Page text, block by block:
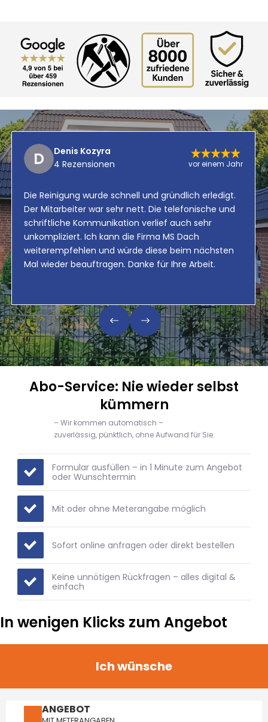
Denis Kozyra
4 Rezensionen
vor einem Jahr
Die Reinigung wurde schnell und gründlich erledigt.
Der Mitarbeiter war sehr nett. Die telefonische und
schriftliche Kommunikation verlief auch sehr
unkompliziert. Ich kann die Firma MS Dach
weiterempfehlen und würde diese beim nächsten
Mal wieder beauftragen. Danke für Ihre Arbeit.
Abo-Service: Nie wieder selbst
kümmern
– Wir kommen automatisch –
zuverlässig, pünktlich, ohne Aufwand für Sie.
Formular ausfüllen – in 1 Minute zum Angebot
oder Wunschtermin
Mit oder ohne Meterangabe möglich
Sofort online anfragen oder direkt bestellen
️Keine unnötigen Rückfragen – alles digital &
einfach
In wenigen Klicks zum Angebot
Ich wünsche
ANGEBOT